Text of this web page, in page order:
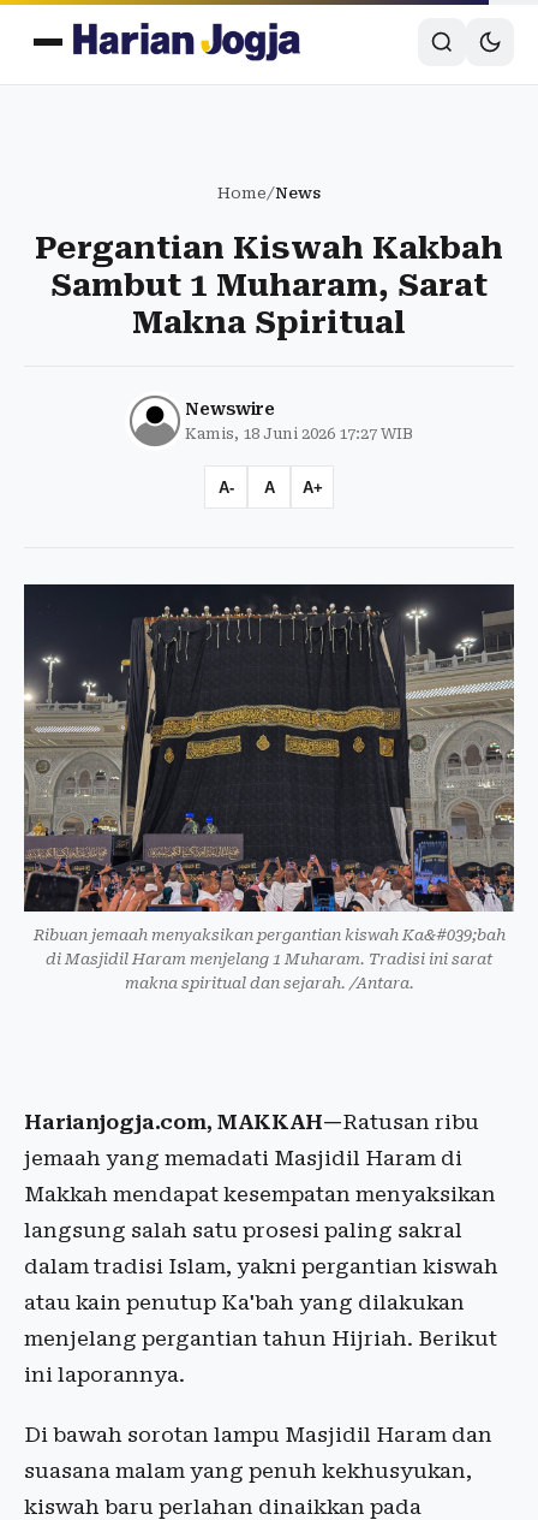
Home/News
Pergantian Kiswah Kakbah
Sambut 1 Muharam, Sarat
Makna Spiritual
Newswire
Kamis, 18 Juni 2026 17:27 WIB
A- A A+
Ribuan jemaah menyaksikan pergantian kiswah Ka&#039;bah
di Masjidil Haram menjelang 1 Muharam. Tradisi ini sarat
makna spiritual dan sejarah. /Antara.
Harianjogja.com, MAKKAH—Ratusan ribu
jemaah yang memadati Masjidil Haram di
Makkah mendapat kesempatan menyaksikan
langsung salah satu prosesi paling sakral
dalam tradisi Islam, yakni pergantian kiswah
atau kain penutup Ka'bah yang dilakukan
menjelang pergantian tahun Hijriah. Berikut
ini laporannya.
Di bawah sorotan lampu Masjidil Haram dan
suasana malam yang penuh kekhusyukan,
kiswah baru perlahan dinaikkan pada